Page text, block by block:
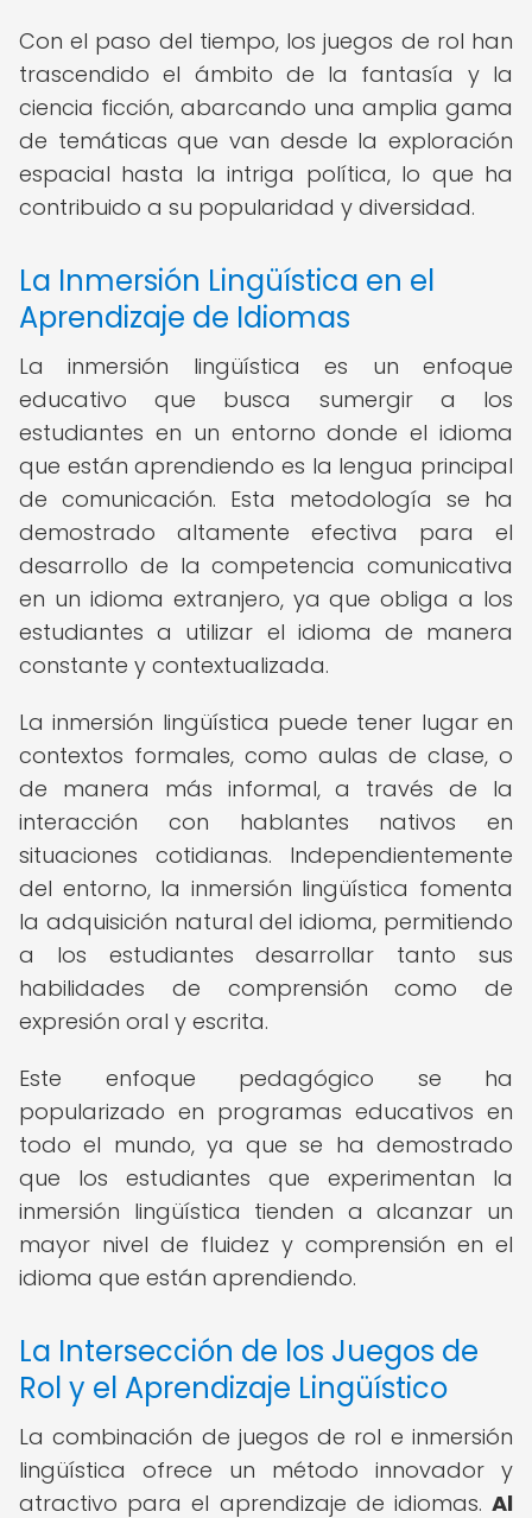
Con el paso del tiempo, los juegos de rol han
trascendido el ámbito de la fantasía y la
ciencia ficción, abarcando una amplia gama
de temáticas que van desde la exploración
espacial hasta la intriga política, lo que ha
contribuido a su popularidad y diversidad.
La Inmersión Lingüística en el
Aprendizaje de Idiomas
La inmersión lingüística es un enfoque
educativo que busca sumergir a los
estudiantes en un entorno donde el idioma
que están aprendiendo es la lengua principal
de comunicación. Esta metodología se ha
demostrado altamente efectiva para el
desarrollo de la competencia comunicativa
en un idioma extranjero, ya que obliga a los
estudiantes a utilizar el idioma de manera
constante y contextualizada.
La inmersión lingüística puede tener lugar en
contextos formales, como aulas de clase, o
de manera más informal, a través de la
interacción con hablantes nativos en
situaciones cotidianas. Independientemente
del entorno, la inmersión lingüística fomenta
la adquisición natural del idioma, permitiendo
a los estudiantes desarrollar tanto sus
habilidades de comprensión como de
expresión oral y escrita.
Este enfoque pedagógico se ha
popularizado en programas educativos en
todo el mundo, ya que se ha demostrado
que los estudiantes que experimentan la
inmersión lingüística tienden a alcanzar un
mayor nivel de fluidez y comprensión en el
idioma que están aprendiendo.
La Intersección de los Juegos de
Rol y el Aprendizaje Lingüístico
La combinación de juegos de rol e inmersión
lingüística ofrece un método innovador y
atractivo para el aprendizaje de idiomas. Al